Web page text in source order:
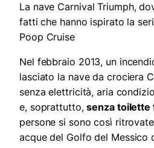
La nave Carnival Triumph,
fatti che hanno ispirato la
Poop Cruise
Nel febbraio 2013, un
lasciato la nave da crociera
senza elettricità, aria
e, soprattutto,senza toilette
persone si sono così
acque del Golfo del Messico